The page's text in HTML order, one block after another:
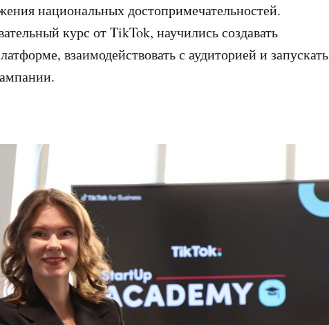
национальных достопримечательностей.
курс от TikTok, научились создавать
взаимодействовать с аудиторией и запускать